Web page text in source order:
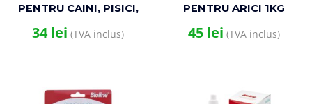
PENTRU CAINI, PISICI,
ROZATOARE SI PASARI
EXOTICE PREMIUM
34lei (TVA inclus)
PENTRU ARICI 1KG
45 lei (TVA inclus)